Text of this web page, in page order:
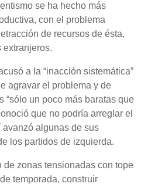
se ha hecho más
con el problema
de recursos de ésta,
extranjeros.
a la “inacción sistemática”
agravar el problema y de
“sólo un poco más baratas que
que no podría arreglar el
avanzó algunas de sus
los partidos de izquierda.
zonas tensionadas con tope
temporada, construir